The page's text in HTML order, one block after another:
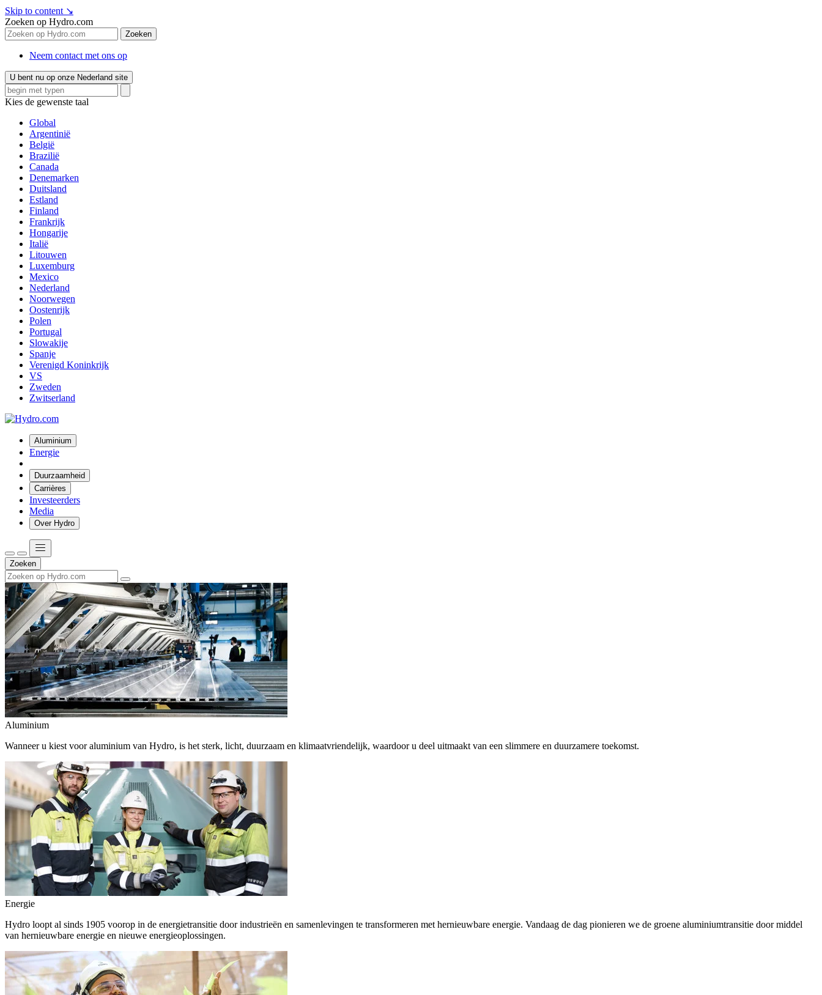
Skip to content ↘
Zoeken op Hydro.com
Zoeken
Neem contact met ons op
U bent nu op onze Nederland site
Kies de gewenste taal
Global
Argentinië
België
Brazilië
Canada
Denemarken
Duitsland
Estland
Finland
Frankrijk
Hongarije
Italië
Litouwen
Luxemburg
Mexico
Nederland
Noorwegen
Oostenrijk
Polen
Portugal
Slowakije
Spanje
Verenigd Koninkrijk
VS
Zweden
Zwitserland
Aluminium
Energie
Duurzaamheid
Carrières
Investeerders
Media
Over Hydro
Zoeken
Aluminium
Wanneer u kiest voor aluminium van Hydro, is het sterk, licht, duurzaam en klimaatvriendelijk, waardoor u deel uitmaakt van een slimmere en duurzamere toekomst.
Energie
Hydro loopt al sinds 1905 voorop in de energietransitie door industrieën en samenlevingen te transformeren met hernieuwbare energie. Vandaag de dag pionieren we de groene aluminiumtransitie door middel
van hernieuwbare energie en nieuwe energieoplossingen.